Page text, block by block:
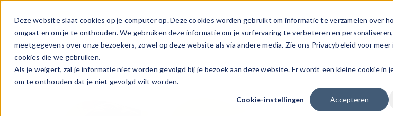
Deze website slaat cookies op je computer op. Deze cookies worden gebruikt om informatie te verzamelen over
omgaat en om je te onthouden. We gebruiken deze informatie om je surfervaring te verbeteren en
meetgegevens over onze bezoekers, zowel op deze website als via andere media. Zie ons Privacybeleid voor
cookies die we gebruiken.
Als je weigert, zal je informatie niet worden gevolgd bij je bezoek aan deze website. Er wordt een kleine cookie in
om te onthouden dat je niet gevolgd wilt worden.
Cookie-instellingen Accepteren
naar
inhoud
Vacatures Voor werknemers Voor